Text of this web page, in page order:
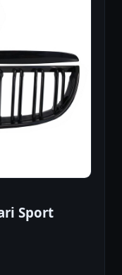
Sport